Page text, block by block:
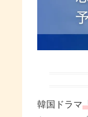
韓国ドラマ